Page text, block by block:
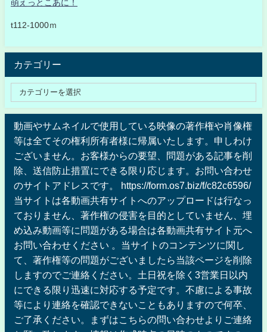
萌えっとこあに！
t112-1000ｍ
カテゴリー
動画やサムネイルで使用している映像の著作権や肖像権
等は全てその権利所有者様に帰属いたします。申しわけ
ございません。お客様からの要望、問題がある記事を削
除、送信防止措置にできる限り応じます。お問い合わせ
のサイトアドレスです。 https://form.os7.biz/f/c82c6596/
当サイトは各動画共有サイトへのアップロードは行なっ
ておりません、著作権の侵害を目的としていません、埋
め込み動画等に問題がある場合は各動画共有サイト元へ
お問い合わせください 。当サイトのコンテンツに関し
て、著作権等の問題がございましたら当該ページを削除
しますのでご連絡ください。土日祝を除く3営業日以内
にできる限り迅速に対応する予定です。不慮による事故
等により連絡を確認できないこともありますので何卒、
ご了承ください。まずはこちらの問い合わせよりご連絡